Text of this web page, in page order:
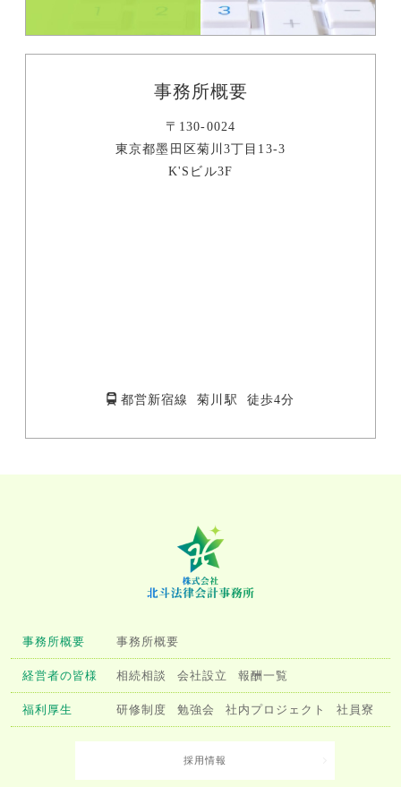
事務所概要
〒130-0024
東京都墨田区菊川3丁目13-3
K'Sビル3F
都営新宿線 菊川駅 徒歩4分
事務所概要 事務所概要
経営者の皆様 相続相談 会社設立 報酬一覧
福利厚生 研修制度 勉強会 社内プロジェクト 社員寮
採用情報